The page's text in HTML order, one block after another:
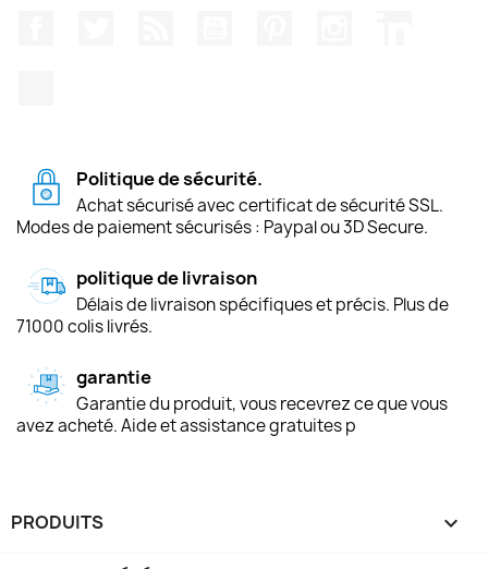
Politique de sécurité.
Achat sécurisé avec certificat de sécurité SSL.
Modes de paiement sécurisés : Paypal ou 3D Secure.
politique de livraison
Délais de livraison spécifiques et précis. Plus de
71000 colis livrés.
garantie
Garantie du produit, vous recevrez ce que vous
avez acheté. Aide et assistance gratuites p
PRODUITS 